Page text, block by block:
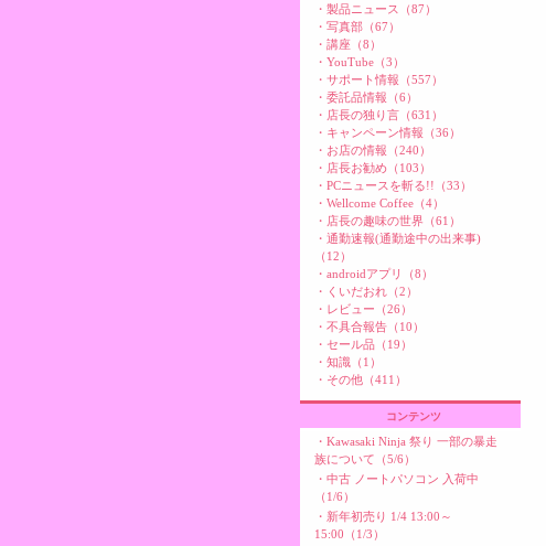
・製品ニュース（87）
・写真部（67）
・講座（8）
・YouTube（3）
・サポート情報（557）
・委託品情報（6）
・店長の独り言（631）
・キャンペーン情報（36）
・お店の情報（240）
・店長お勧め（103）
・PCニュースを斬る!!（33）
・Wellcome Coffee（4）
・店長の趣味の世界（61）
・通勤速報(通勤途中の出来事)
（12）
・androidアプリ（8）
・くいだおれ（2）
・レビュー（26）
・不具合報告（10）
・セール品（19）
・知識（1）
・その他（411）
コンテンツ
・Kawasaki Ninja 祭り 一部の暴走
族について（5/6）
・中古 ノートパソコン 入荷中
（1/6）
・ 新年初売り 1/4 13:00～
15:00（1/3）